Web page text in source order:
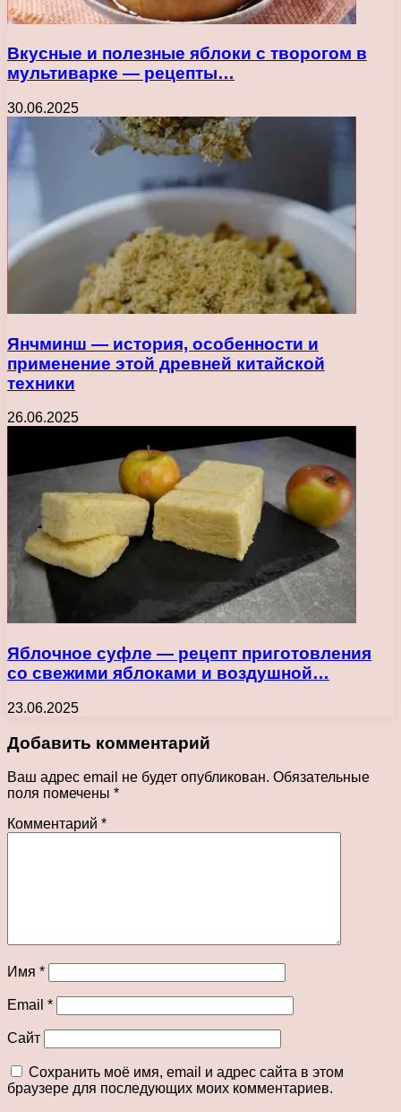
Вкусные и полезные яблоки с творогом в
мультиварке — рецепты…
30.06.2025
Янчминш — история, особенности и
применение этой древней китайской
техники
26.06.2025
Яблочное суфле — рецепт приготовления
со свежими яблоками и воздушной…
23.06.2025
Добавить комментарий
Ваш адрес email не будет опубликован. Обязательные
поля помечены *
Комментарий *
Имя *
Email *
Сайт
Сохранить моё имя, email и адрес сайта в этом
браузере для последующих моих комментариев.